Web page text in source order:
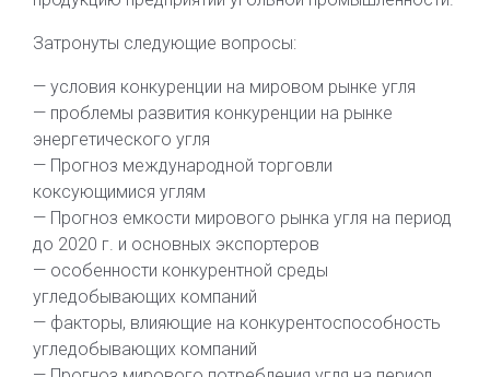
Затронуты следующие вопросы:
— условия конкуренции на мировом рынке угля
— проблемы развития конкуренции на рынке
энергетического угля
— Прогноз международной торговли
коксующимися углям
— Прогноз емкости мирового рынка угля на период
до 2020 г. и основных экспортеров
— особенности конкурентной среды
угледобывающих компаний
— факторы, влияющие на конкурентоспособность
угледобывающих компаний